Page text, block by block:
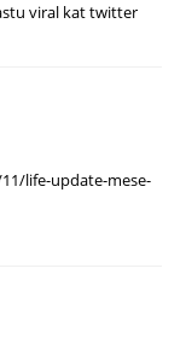
viral kat twitter
life-update-mese-